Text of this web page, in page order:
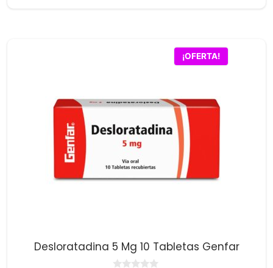
¡OFERTA!
Desloratadina 5 Mg 10 Tabletas Genfar